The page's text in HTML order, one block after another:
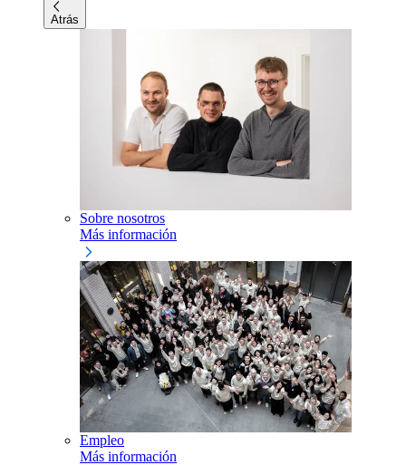
Atrás
Sobre nosotros
Más información
Empleo
Más información